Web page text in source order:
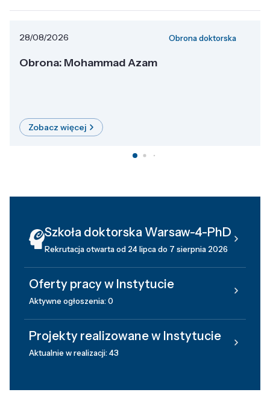
28/08/2026 Obrona doktorska
Obrona: Mohammad Azam
Zobacz więcej
Szkoła doktorska Warsaw-4-PhD
Rekrutacja otwarta od 24 lipca do 7 sierpnia 2026
Oferty pracy w Instytucie
Aktywne ogłoszenia: 0
Projekty realizowane w Instytucie
Aktualnie w realizacji: 43